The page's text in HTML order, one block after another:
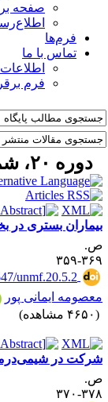
صفحه
فرم‌ها
تماس با ما
اطلاعات
فرم
دوره ۲۰، شماره ۵ - ( مرداد ۱۴۰۱ )
بستری در
۳۵۹
unmf.20.5.2
ایمانی پور
در
۳۷۰